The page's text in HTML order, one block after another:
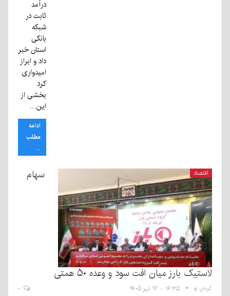
درآمد
ثابت در
شبکه
بانکی
استان خبر
داد و ابراز
امیدواری
کرد
بخشی از
این…
ادامه
مطلب
...
اقتصاد سهام
لاستیک بارز میان افت سود و وعده ۵۰ همتی
کرمان نو ۱۶:۳۵ - ۱۷ تیر ۱۴۰۵